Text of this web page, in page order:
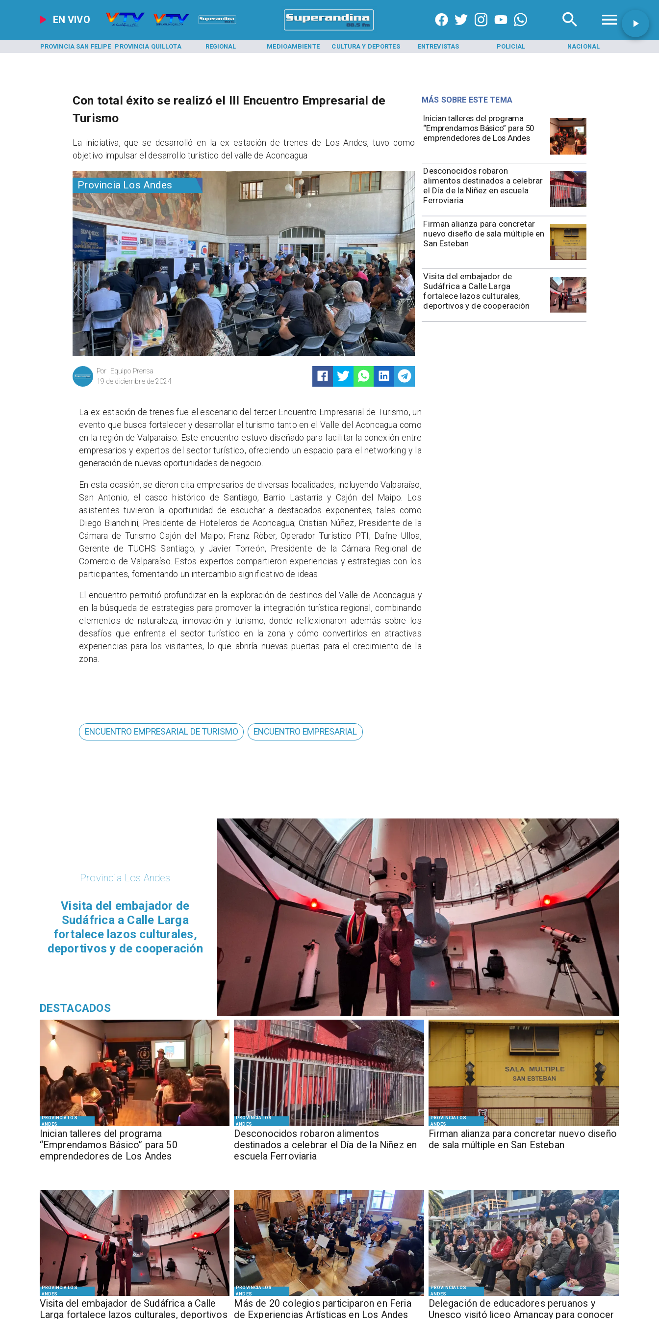
EN VIVO
PROVINCIA SAN FELIPE PROVINCIA QUILLOTA REGIONAL MEDIOAMBIENTE CULTURA Y DEPORTES ENTREVISTAS POLICIAL NACIONAL
Provincia Los Andes
Equipo Prensa
Por
19 de diciembre de 2024
Inician talleres del programa
“Emprendamos Básico” para 50
emprendedores de Los Andes
Desconocidos robaron
alimentos destinados a celebrar
el Día de la Niñez en escuela
Ferroviaria
​​Firman alianza para concretar
nuevo diseño de sala múltiple en
San Esteban
​Visita del embajador de
Sudáfrica a Calle Larga
fortalece lazos culturales,
deportivos y de cooperación
MÁS SOBRE ESTE TEMA
Con total éxito se realizó el III Encuentro Empresarial de
Turismo
​​La iniciativa, que se desarrolló en la ex estación de trenes de Los Andes, tuvo como
objetivo impulsar el desarrollo turístico del valle de Aconcagua
La ex estación de trenes fue el escenario del tercer Encuentro Empresarial de Turismo, un
evento que busca fortalecer y desarrollar el turismo tanto en el Valle del Aconcagua como
en la región de Valparaíso. Este encuentro estuvo diseñado para facilitar la conexión entre
empresarios y expertos del sector turístico, ofreciendo un espacio para el networking y la
generación de nuevas oportunidades de negocio.
En esta ocasión, se dieron cita empresarios de diversas localidades, incluyendo Valparaíso,
San Antonio, el casco histórico de Santiago, Barrio Lastarria y Cajón del Maipo. Los
asistentes tuvieron la oportunidad de escuchar a destacados exponentes, tales como
Diego Bianchini, Presidente de Hoteleros de Aconcagua; Cristian Núñez, Presidente de la
Cámara de Turismo Cajón del Maipo; Franz Röber, Operador Turístico PTI; Dafne Ulloa,
Gerente de TUCHS Santiago; y Javier Torreón, Presidente de la Cámara Regional de
Comercio de Valparaíso. Estos expertos compartieron experiencias y estrategias con los
participantes, fomentando un intercambio significativo de ideas.
El encuentro permitió profundizar en la exploración de destinos del Valle de Aconcagua y
en la búsqueda de estrategias para promover la integración turística regional, combinando
elementos de naturaleza, innovación y turismo, donde reflexionaron además sobre los
desafíos que enfrenta el sector turístico en la zona y cómo convertirlos en atractivas
experiencias para los visitantes, lo que abriría nuevas puertas para el crecimiento de la
zona.
ENCUENTRO EMPRESARIAL DE TURISMO ENCUENTRO EMPRESARIAL
PROVINCIA LOS
ANDES
Inician talleres del programa
“Emprendamos Básico” para 50
emprendedores de Los Andes
PROVINCIA LOS
ANDES
Desconocidos robaron alimentos
destinados a celebrar el Día de la Niñez en
escuela Ferroviaria
PROVINCIA LOS
ANDES
​​Firman alianza para concretar nuevo diseño
de sala múltiple en San Esteban
PROVINCIA LOS
ANDES
​Visita del embajador de Sudáfrica a Calle
Larga fortalece lazos culturales, deportivos
PROVINCIA LOS
ANDES
Más de 20 colegios participaron en Feria
de Experiencias Artísticas en Los Andes
PROVINCIA LOS
ANDES
Delegación de educadores peruanos y
Unesco visitó liceo Amancay para conocer
Provincia Los Andes
​Visita del embajador de
Sudáfrica a Calle Larga
fortalece lazos culturales,
deportivos y de cooperación
DESTACADOS